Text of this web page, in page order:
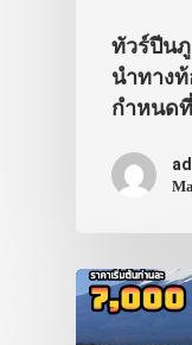
ทัวร์ปีน
นำทาง
กำหนด